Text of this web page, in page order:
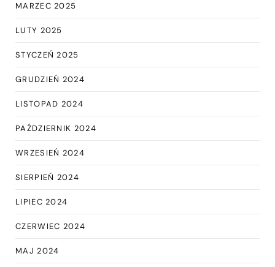
MARZEC 2025
LUTY 2025
STYCZEŃ 2025
GRUDZIEŃ 2024
LISTOPAD 2024
PAŹDZIERNIK 2024
WRZESIEŃ 2024
SIERPIEŃ 2024
LIPIEC 2024
CZERWIEC 2024
MAJ 2024